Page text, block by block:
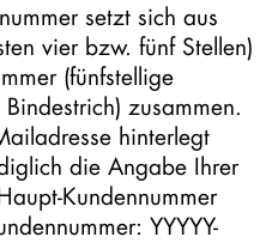
setzt sich aus
vier bzw. fünf Stellen)
(fünfstellige
zusammen.
hinterlegt
die Angabe Ihrer
Kundennummer
YYYYY-